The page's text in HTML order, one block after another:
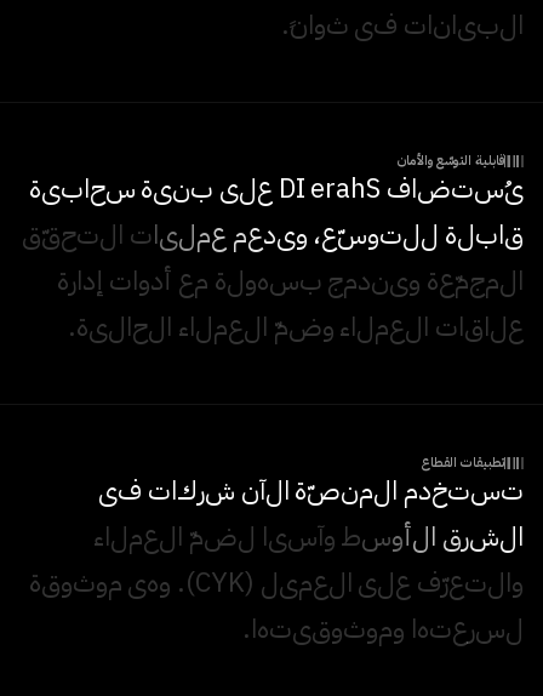
البيانات فيثوان.
قابلية التوسّع والأمان
يستضاف S
h
a
r
e
I
D على بنيةسحابية
قابلة للتوسع، ويدعم عمليات التحقق
المجمعة ويندمجبسهولة مع أدوات إدارة
علاقات العملاءوضم العملاء الحالية.
تطبيقات القطاع
تستخدم المنصةالآن شركات في
الشرق الأوسطوآسيا لضم العملاء
والتعرف علىالعميل (
K
Y
C
)
. وهيموثوقة
لسرعتها وموثوقيتها.